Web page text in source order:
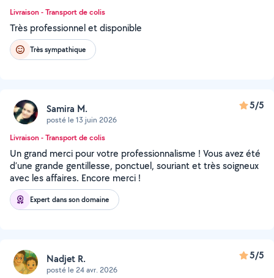
Livraison - Transport de colis
Très professionnel et disponible
Très sympathique
Samira M.
posté le 13 juin 2026
5/5
Livraison - Transport de colis
Un grand merci pour votre professionnalisme ! Vous avez été
d’une grande gentillesse, ponctuel, souriant et très soigneux
avec les affaires. Encore merci !
Expert dans son domaine
Nadjet R.
posté le 24 avr. 2026
5/5